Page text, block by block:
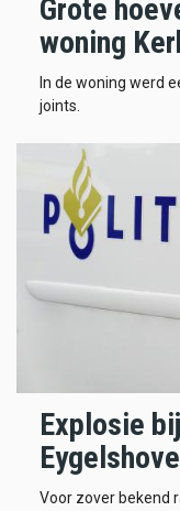
Grote
woning
In de woning werd
joints.
Explosie
Voor zover bekend